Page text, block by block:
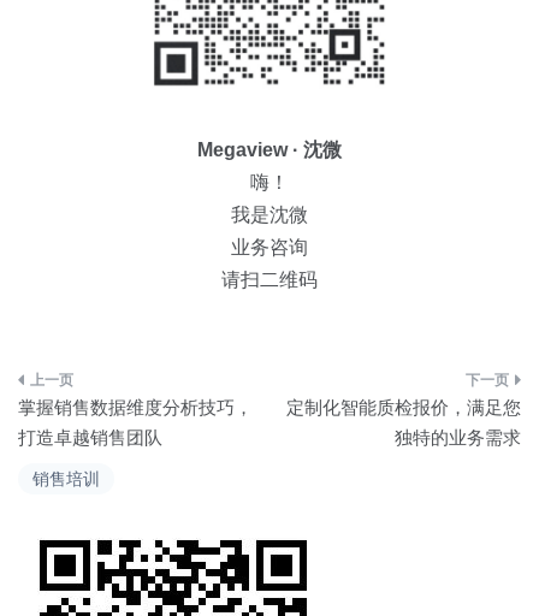
销售培训
Megaview · 沈微
嗨！
我是沈微
业务咨询
请扫二维码
文
章
导
航
掌握销售数据维度分析技巧，
打造卓越销售团队
定制化智能质检报价，满足您
独特的业务需求